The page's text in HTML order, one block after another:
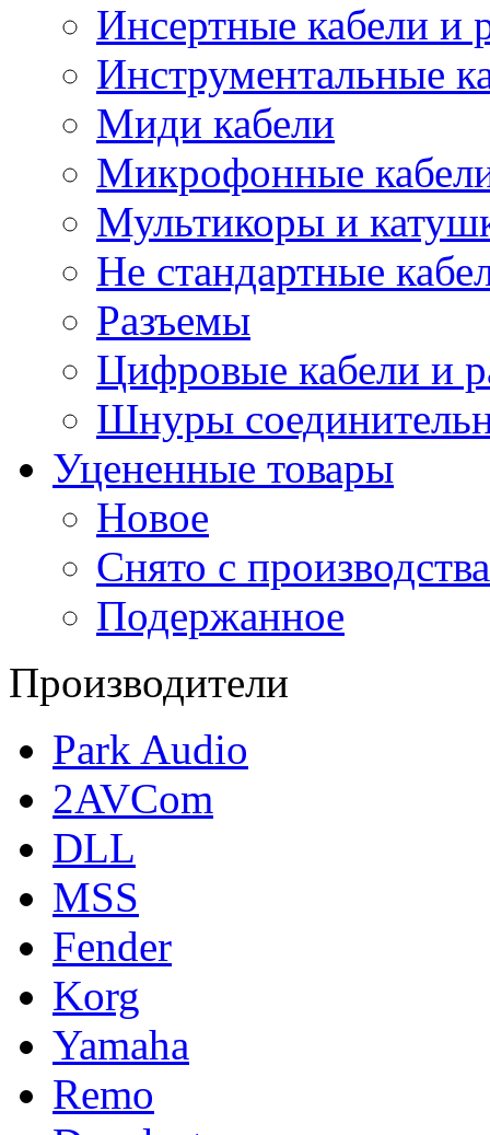
Инсертные кабели и
Инструментальные
Миди кабели
Микрофонные
Мультикоры и
Не стандартные
Разъемы
Цифровые кабели и
Шнуры
Уцененные товары
Новое
Снято с производства
Подержанное
Производители
Park Audio
2AVCom
DLL
MSS
Fender
Korg
Yamaha
Remo